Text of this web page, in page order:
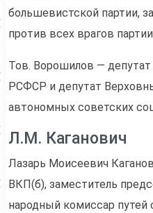
большевистской партии,
против всех врагов
Тов. Ворошилов —
РСФСР и депутат
автономных советских
Л.М. Каганович
Лазарь Моисеевич
ВКП(б), заместитель
народный комиссар путей